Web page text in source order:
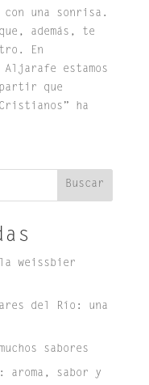
con una sonrisa.
además, te
En
Aljarafe estamos
que
ha
Buscar
weissbier
del Río: una
sabores
aroma, sabor y